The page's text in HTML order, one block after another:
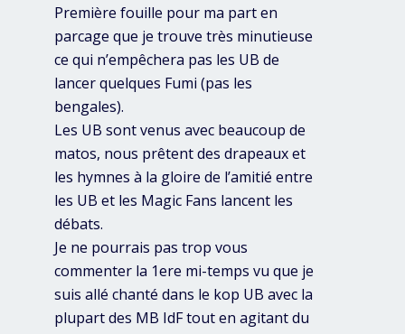
Première fouille pour ma part en
parcage que je trouve très minutieuse
ce qui n’empêchera pas les UB de
lancer quelques Fumi (pas les
bengales).
Les UB sont venus avec beaucoup de
matos, nous prêtent des drapeaux et
les hymnes à la gloire de l’amitié entre
les UB et les Magic Fans lancent les
débats.
Je ne pourrais pas trop vous
commenter la 1ere mi-temps vu que je
suis allé chanté dans le kop UB avec la
plupart des MB IdF tout en agitant du